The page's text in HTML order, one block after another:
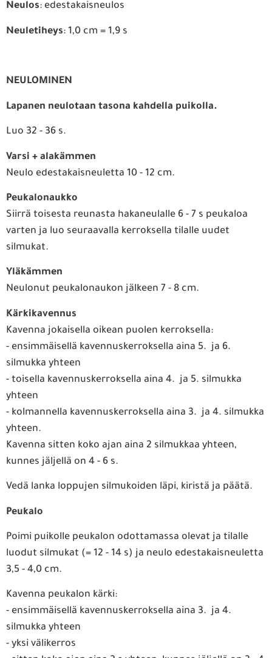
Neulos: edestakaisneulos
Neuletiheys: 1,0 cm = 1,9 s
NEULOMINEN
Lapanen neulotaan tasona kahdella puikolla.
Luo 32 - 36 s.
Varsi + alakämmen
Neulo edestakaisneuletta 10 - 12 cm.
Peukalonaukko
Siirrä toisesta reunasta hakaneulalle 6 - 7 s peukaloa
varten ja luo seuraavalla kerroksella tilalle uudet
silmukat.
Yläkämmen
Neulonut peukalonaukon jälkeen 7 - 8 cm.
Kärkikavennus
Kavenna jokaisella oikean puolen kerroksella:
- ensimmäisellä kavennuskerroksella aina 5. ja 6.
silmukka yhteen
- toisella kavennuskerroksella aina 4. ja 5. silmukka
yhteen
- kolmannella kavennuskerroksella aina 3. ja 4. silmukka
yhteen.
Kavenna sitten koko ajan aina 2 silmukkaa yhteen,
kunnes jäljellä on 4 - 6 s.
Vedä lanka loppujen silmukoiden läpi, kiristä ja päätä.
Peukalo
Poimi puikolle peukalon odottamassa olevat ja tilalle
luodut silmukat (= 12 - 14 s) ja neulo edestakaisneuletta
3,5 - 4,0 cm.
Kavenna peukalon kärki:
- ensimmäisellä kavennuskerroksella aina 3. ja 4.
silmukka yhteen
- yksi välikerros